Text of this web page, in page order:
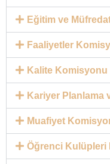
Eğitim ve
Faaliyetler
Kalite Komisyonu
Kariyer Planlama
Muafiyet
Öğrenci Kulüpleri